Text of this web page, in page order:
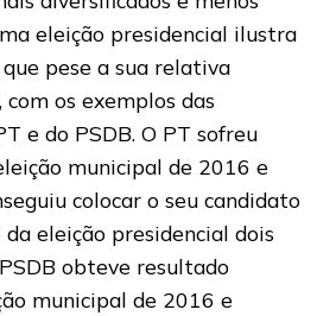
eleição presidencial ilustra
pese a sua relativa
os exemplos das
e do PSDB. O PT sofreu
municipal de 2016 e
colocar o seu candidato
eleição presidencial dois
obteve resultado
municipal de 2016 e